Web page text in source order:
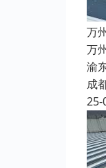
万
万
渝
成
25-